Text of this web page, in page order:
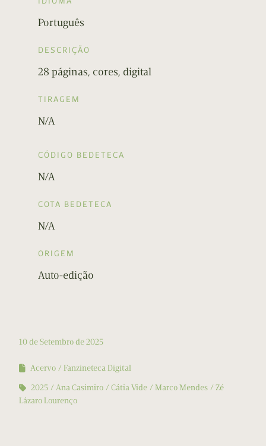
Português
DESCRIÇÃO
28 páginas, cores, digital
TIRAGEM
N/A
CÓDIGO BEDETECA
N/A
COTA BEDETECA
N/A
ORIGEM
Auto-edição
10 de Setembro de 2025
Acervo
Fanzineteca Digital
2025
Ana Casimiro Cátia Vide Marco Mendes
Zé
Lázaro Lourenço